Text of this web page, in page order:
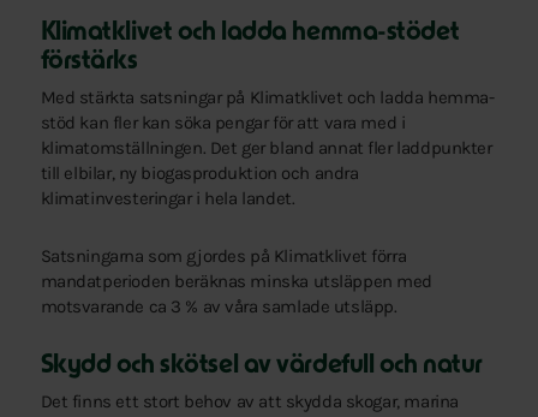
Klimatklivet och ladda hemma-stödet
förstärks
Med stärkta satsningar på Klimatklivet och ladda hemma-
stöd kan fler kan söka pengar för att vara med i
klimatomställningen. Det ger bland annat fler laddpunkter
till elbilar, ny biogasproduktion och andra
klimatinvesteringar i hela landet.
Satsningarna som gjordes på Klimatklivet förra
mandatperioden beräknas minska utsläppen med
motsvarande ca 3 % av våra samlade utsläpp.
Skydd och skötsel av värdefull och natur
Det finns ett stort behov av att skydda skogar, marina